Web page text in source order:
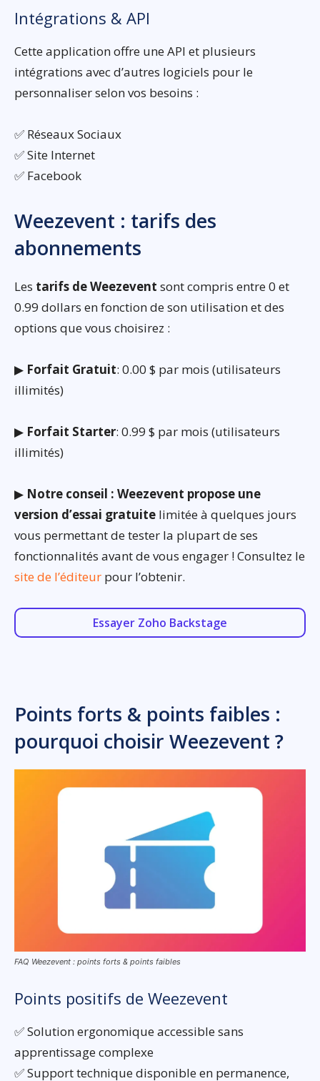
Intégrations & API
Cette application offre une API et plusieurs
intégrations avec d’autres logiciels pour le
personnaliser selon vos besoins :
✅ Réseaux Sociaux
✅ Site Internet
✅ Facebook
Weezevent : tarifs des
abonnements
Les tarifs de Weezevent sont compris entre 0 et
0.99 dollars en fonction de son utilisation et des
options que vous choisirez :
▶ Forfait Gratuit: 0.00 $ par mois (utilisateurs
illimités)
▶ Forfait Starter: 0.99 $ par mois (utilisateurs
illimités)
▶ Notre conseil : Weezevent propose une
version d’essai gratuite limitée à quelques jours
vous permettant de tester la plupart de ses
fonctionnalités avant de vous engager ! Consultez le
site de l’éditeur pour l’obtenir.
Essayer Zoho Backstage
Points forts & points faibles :
pourquoi choisir Weezevent ?
FAQ Weezevent : points forts & points faibles
Points positifs de Weezevent
✅ Solution ergonomique accessible sans
apprentissage complexe
✅ Support technique disponible en permanence,